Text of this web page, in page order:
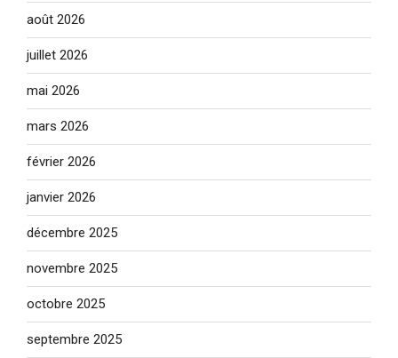
août 2026
juillet 2026
mai 2026
mars 2026
février 2026
janvier 2026
décembre 2025
novembre 2025
octobre 2025
septembre 2025